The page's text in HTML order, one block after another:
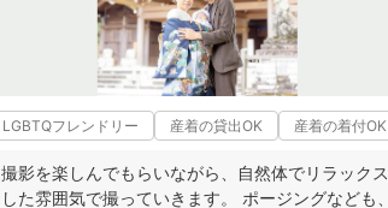
LGBTQフレンドリー 産着の貸出OK 産着の着付OK
撮影を楽しんでもらいながら、自然体でリラックス
した雰囲気で撮っていきます。 ポージングなども、